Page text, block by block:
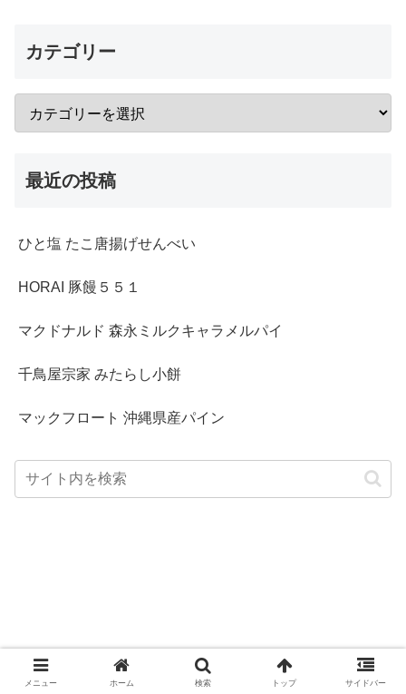
カテゴリー
最近の投稿
ひと塩 たこ唐揚げせんべい
HORAI 豚饅５５１
マクドナルド 森永ミルクキャラメルパイ
千鳥屋宗家 みたらし小餅
マックフロート 沖縄県産パイン
メニュー ホーム 検索 トップ サイドバー